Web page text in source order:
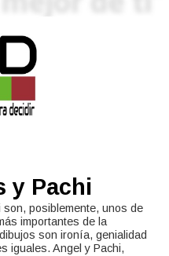
y Pachi
son, posiblemente, unos de
importantes de la
son ironía, genialidad
iguales. Angel y Pachi,